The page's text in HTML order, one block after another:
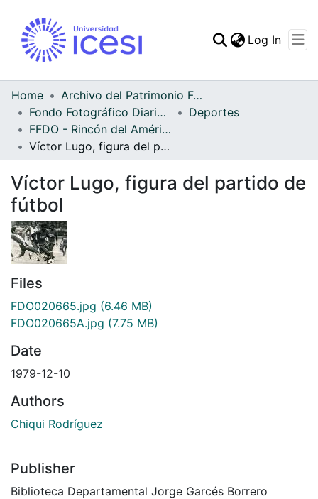
Statistics
Log In
Home
Archivo del Patrimonio Fotográfico y Fílmico del Valle del Cauca
Fondo Fotográfico Diario Occidente
Deportes
FFDO - Rincón del América - Patrimonial
Víctor Lugo, figura del partido de fútbol
Víctor Lugo, figura del partido de
fútbol
Files
FDO020665.jpg (6.46 MB)
FDO020665A.jpg (7.75 MB)
Date
1979-12-10
Authors
Chiqui Rodríguez
Publisher
Biblioteca Departamental Jorge Garcés Borrero